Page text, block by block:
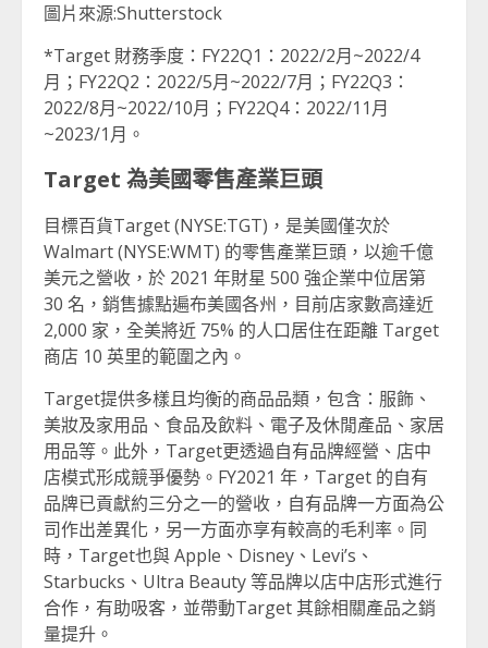
圖片來源:Shutterstock
*Target 財務季度：FY22Q1：2022/2月~2022/4
月；FY22Q2：2022/5月~2022/7月；FY22Q3：
2022/8月~2022/10月；FY22Q4：2022/11月
~2023/1月。
Target 為美國零售產業巨頭
目標百貨Target (NYSE:TGT)，是美國僅次於
Walmart (NYSE:WMT) 的零售產業巨頭，以逾千億
美元之營收，於 2021 年財星 500 強企業中位居第
30 名，銷售據點遍布美國各州，目前店家數高達近
2,000 家，全美將近 75% 的人口居住在距離 Target
商店 10 英里的範圍之內。
Target提供多樣且均衡的商品品類，包含：服飾、
美妝及家用品、食品及飲料、電子及休閒產品、家居
用品等。此外，Target更透過自有品牌經營、店中
店模式形成競爭優勢。FY2021 年，Target 的自有
品牌已貢獻約三分之一的營收，自有品牌一方面為公
司作出差異化，另一方面亦享有較高的毛利率。同
時，Target也與 Apple、Disney、Levi’s、
Starbucks、Ultra Beauty 等品牌以店中店形式進行
合作，有助吸客，並帶動Target 其餘相關產品之銷
量提升。